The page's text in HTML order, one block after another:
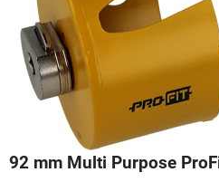
92 mm Multi Purpose